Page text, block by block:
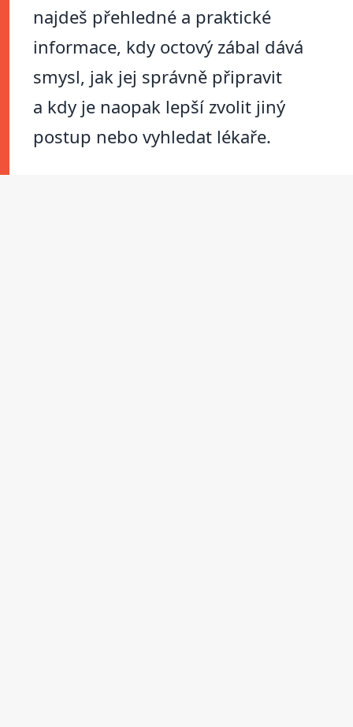
najdeš přehledné a praktické
informace, kdy octový zábal dává
smysl, jak jej správně připravit
a kdy je naopak lepší zvolit jiný
postup nebo vyhledat lékaře.